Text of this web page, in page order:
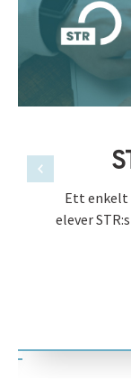
Ett enkelt
elever